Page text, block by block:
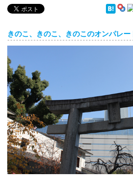
きのこ、きのこ、きのこのオンパレー